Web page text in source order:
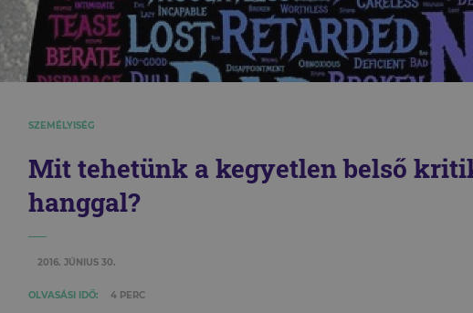
SZEMÉLYISÉG
Mit tehetünk a kegyetlen belső
hanggal?
2016. JÚNIUS 30.
OLVASÁSI IDŐ: 4 PERC